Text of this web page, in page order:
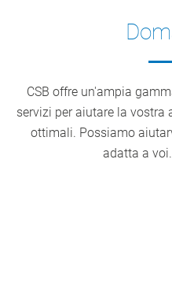
CSB offre un'ampia
servizi per aiutare la vostra
ottimali. Possiamo
adatta a